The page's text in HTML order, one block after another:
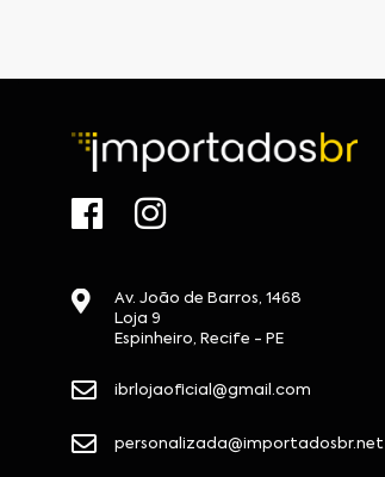
Av. João de Barros, 1468
Loja 9
Espinheiro, Recife - PE
ibrlojaoficial@gmail.com
personalizada@importadosbr.net